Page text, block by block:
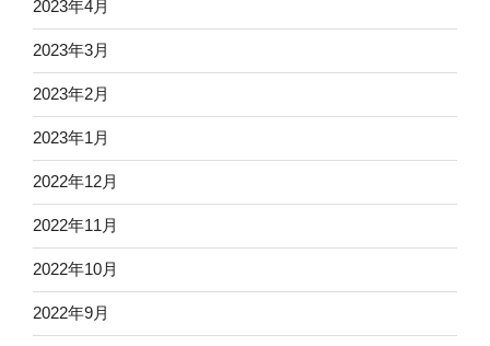
2023年4月
2023年3月
2023年2月
2023年1月
2022年12月
2022年11月
2022年10月
2022年9月